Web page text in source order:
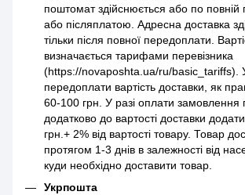
поштомат здійснюється або по повній
або післяплатою. Адресна доставка
тільки після повної передоплати.
визначається тарифами перевізника
(https://novaposhta.ua/ru/basic_tariffs).
передоплати вартість доставки, як
60-100 грн. У разі оплати замовлення
додатково до вартості доставки
грн.+ 2% від вартості товару. Товар
протягом 1-3 днів в залежності від
куди необхідно доставити товар.
Укрпошта